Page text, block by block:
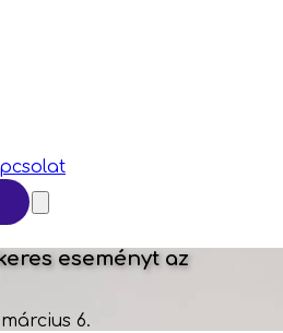
eseményt az
6.